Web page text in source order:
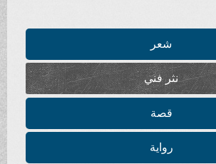
شعر
نثر فني
قصة
رواية